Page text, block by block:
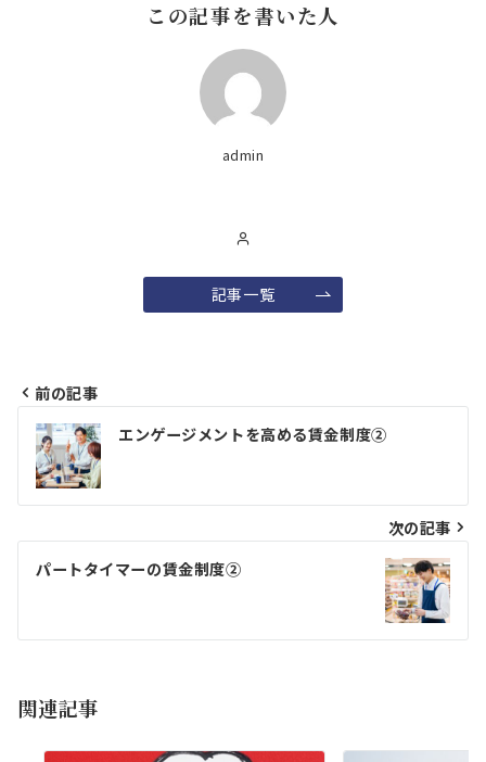
この記事を書いた人
admin
記事一覧
投
稿
ナ
ビ
ゲ
シ
ン
前の記事
エンゲージメントを高める賃金制度②
次の記事
パートタイマーの賃金制度②
関連記事